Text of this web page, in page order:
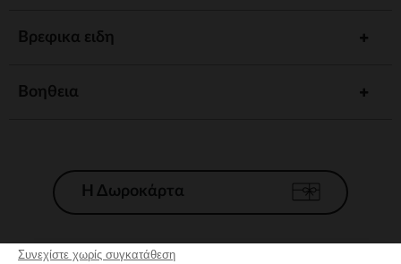
Συνεχίστε χωρίς συγκατάθεση
Βρεφικα ειδη
Βοηθεια
Η Δωροκάρτα